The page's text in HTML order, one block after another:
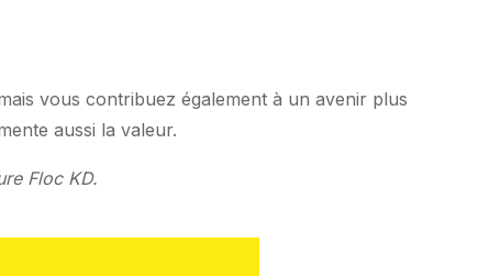
vous contribuez également à un avenir plus
aussi la valeur.
Floc KD.